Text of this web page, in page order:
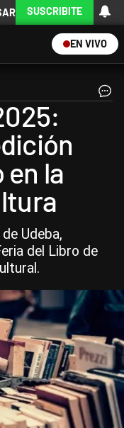
SUSCRIBITE
EN VIVO
la
Udeba,
del Libro de